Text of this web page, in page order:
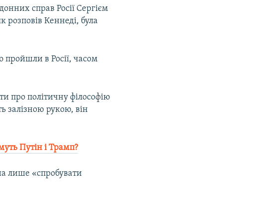
справ Росії Сергієм
Кеннеді, була
пройшли в Росії, часом
про політичну філософію
залізною рукою, він
Путін і Трамп?
лише «спробувати